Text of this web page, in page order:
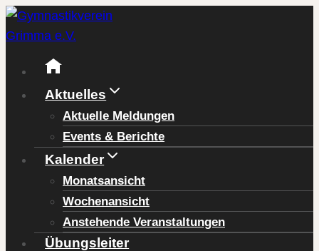
Zum
Inhalt
springen
Aktuelles
Aktuelle Meldungen
Events & Berichte
Kalender
Monatsansicht
Wochenansicht
Anstehende Veranstaltungen
Übungsleiter